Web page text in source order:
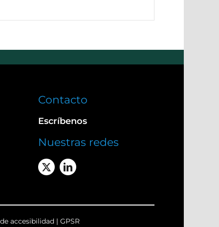
Contacto
Escríbenos
Nuestras redes
accesibilidad| GPSR